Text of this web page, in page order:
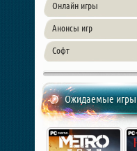
Онлайн игры
Анонсы игр
Софт
Ожидаемые игры